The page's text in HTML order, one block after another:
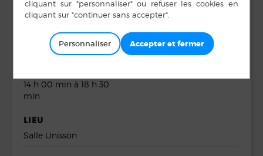
14 h 00 min à 18 h 30
min
LIEU
Salle Unisson
A.P.E.L Association de
Parents d’Elèves
Personnaliser